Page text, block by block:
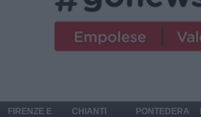
FIRENZE E
CHIANTI
PONTEDERA